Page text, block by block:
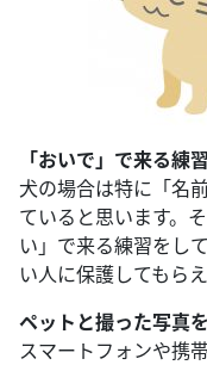
「おいで」で来る練習
犬の場合は特に「名
ていると思います。
い」で来る練習をし
い人に保護してもら
ペットと撮った写真
スマートフォンや携